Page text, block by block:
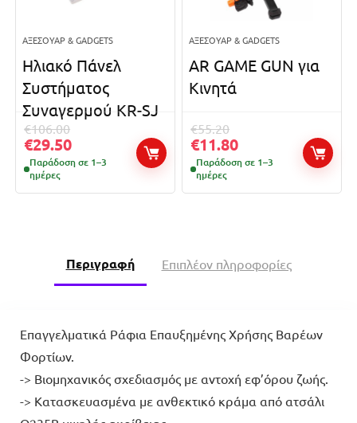
ΑΞΕΣΟΥΆΡ & GADGETS
Ηλιακό Πάνελ
Συστήματος
Συναγερμού KR-SJ
€106.00
€29.50
Παράδοση σε 1–3
ημέρες
ΑΞΕΣΟΥΆΡ & GADGETS
AR GAME GUN για
Κινητά
€55.20
€11.80
Παράδοση σε 1–3
ημέρες
Περιγραφή Επιπλέον πληροφορίες
Επαγγελματικά Ράφια Επαυξημένης Χρήσης Βαρέων
Φορτίων.
-> Βιομηχανικός σχεδιασμός με αντοχή εφ’όρου ζωής.
-> Κατασκευασμένα με ανθεκτικό κράμα από ατσάλι